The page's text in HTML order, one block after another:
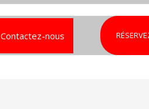
Contactez-nous